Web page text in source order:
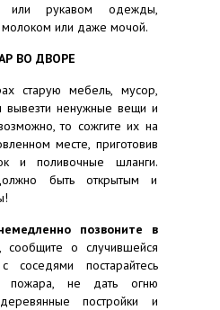
или рукавом одежды,
или даже мочой.
ВО ДВОРЕ
старую мебель, мусор,
вывезти ненужные вещи и
то сожгите их на
месте, приготовив
и поливочные шланги.
быть открытым и
позвоните в
сообщите о случившейся
соседями постарайтесь
пожара, не дать огню
постройки и